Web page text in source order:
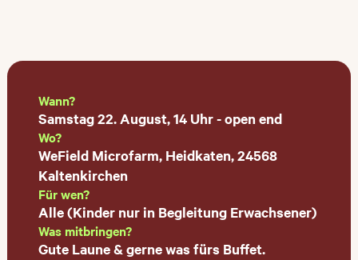
Wann?
Samstag 22. August, 14 Uhr - open end
Wo?
WeField Microfarm, Heidkaten, 24568
Kaltenkirchen
Für wen?
Alle (Kinder nur in Begleitung Erwachsener)
Was mitbringen?
Gute Laune & gerne was fürs Buffet.